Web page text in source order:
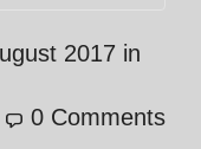
2017 in
0 Comments